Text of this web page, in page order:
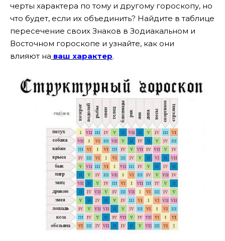
черты характера по тому и другому гороскопу, но
что будет, если их объединить? Найдите в таблице
пересечение своих Знаков в Зодиакальном и
Восточном гороскопе и узнайте, как они
влияют на ваш характер.